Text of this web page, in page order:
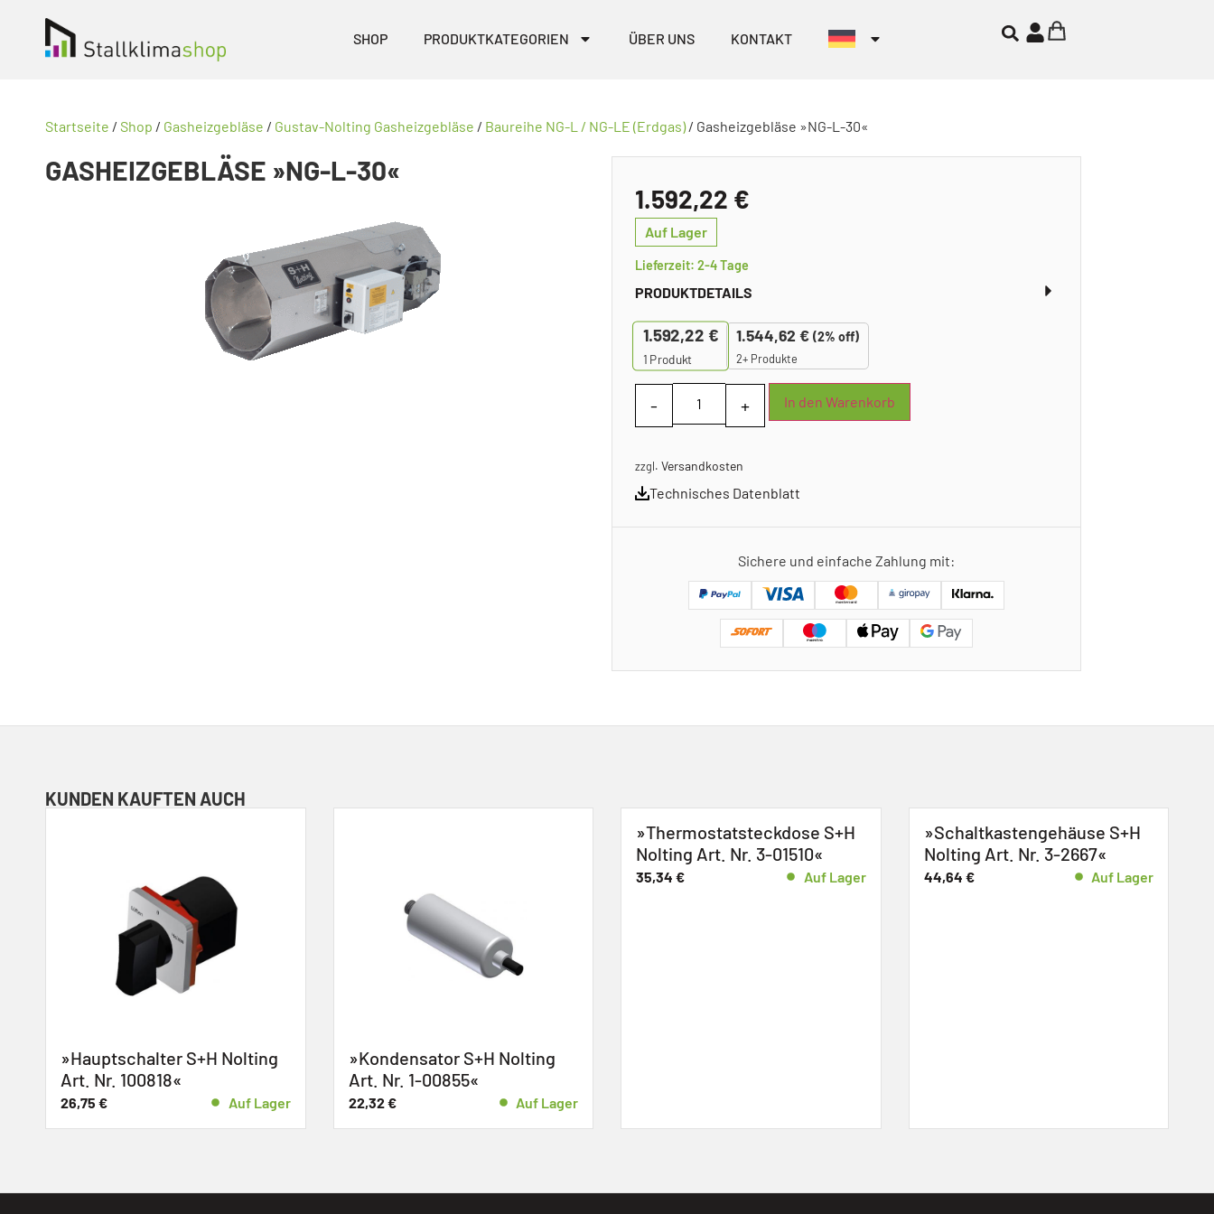
SHOP PRODUKTKATEGORIEN ÜBER UNS KONTAKT
Startseite / Shop / Gasheizgebläse / Gustav-Nolting Gasheizgebläse / Baureihe NG-L / NG-LE (Erdgas)/ Gasheizgebläse »NG-L-30«
GASHEIZGEBLÄSE »NG-L-30«
1.592,22 €
Auf Lager
Lieferzeit: 2-4 Tage
PRODUKTDETAILS
1.592,22 €
1Produkt
1.544,62€ (2% off)
2+ Produkte
In den Warenkorb
zzgl. Versandkosten
Technisches Datenblatt
Sichere und einfache Zahlung mit:
KUNDEN KAUFTEN AUCH
»Kondensator S+H Nolting
Art. Nr. 1-00855«
22,32 Auf Lager
»Schaltkastengehäuse S+H
Nolting Art. Nr. 3-2667«
44,64 Auf Lager